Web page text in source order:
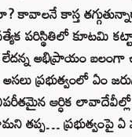
కావాలనే కాస్త
పరిస్థితిలో కూటమి
అభిప్రాయం బలంగా
ప్రభుత్వంలో ఏం
ఆర్ధిక
తప్ప… ప్రభుత్వంపై